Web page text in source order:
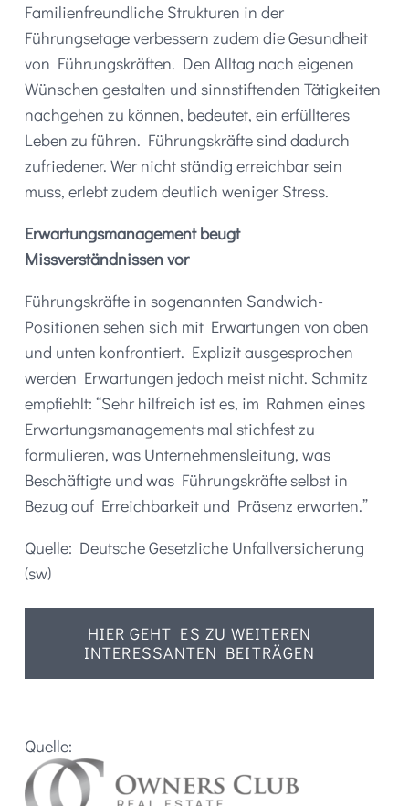
Familienfreundliche Strukturen in der
Führungsetage verbessern zudem die Gesundheit
von Führungskräften. Den Alltag nach eigenen
Wünschen gestalten und sinnstiftenden Tätigkeiten
nachgehen zu können, bedeutet, ein erfüllteres
Leben zu führen. Führungskräfte sind dadurch
zufriedener. Wer nicht ständig erreichbar sein
muss, erlebt zudem deutlich weniger Stress.
Erwartungsmanagement beugt
Missverständnissen vor
Führungskräfte in sogenannten Sandwich-
Positionen sehen sich mit Erwartungen von oben
und unten konfrontiert. Explizit ausgesprochen
werden Erwartungen jedoch meist nicht. Schmitz
empfiehlt: “Sehr hilfreich ist es, im Rahmen eines
Erwartungsmanagements mal stichfest zu
formulieren, was Unternehmensleitung, was
Beschäftigte und was Führungskräfte selbst in
Bezug auf Erreichbarkeit und Präsenz erwarten.”
Quelle: Deutsche Gesetzliche Unfallversicherung
(sw)
HIER GEHT ES ZU WEITEREN
INTERESSANTEN BEITRÄGEN
Quelle: